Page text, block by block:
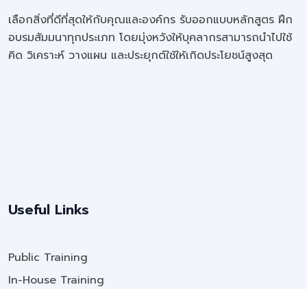
เลือกสิ่งที่ดีที่สุดให้กับคุณและองค์กร รับออกแบบหลักสูตร ฝึก
อบรมสัมมนาทุกประเภท โดยมุ่งหวังให้บุคลากรสามารถนำไปใช้
คิด วิเคราะห์ วางแผน และประยุกต์ใช้ให้เกิดประโยชน์สูงสุด
Useful Links
Public Training
In-House Training